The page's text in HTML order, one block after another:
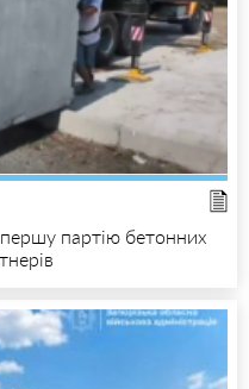
партію бетонних